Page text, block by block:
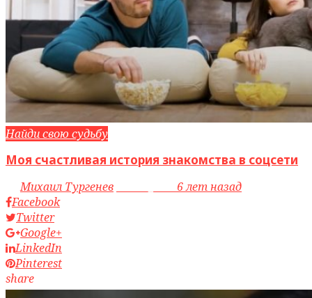
Найди свою судьбу
Моя счастливая история знакомства в соцсети
byМихаил Тургенев
6 лет назад
Facebook
Twitter
Google+
LinkedIn
Pinterest
share